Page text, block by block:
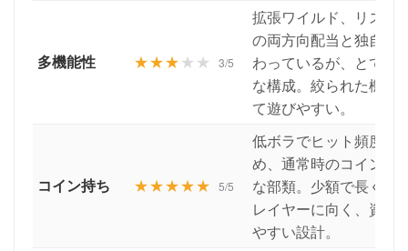
多機能性 ★★★★★ 3/5
拡張ワイルド、リスピ
の両方向配当と独自の
わっているが、とても
な構成。絞られた機能
て遊びやすい。
コイン持ち ★★★★★ 5/5
低ボラでヒット頻度も
め、通常時のコイン持
な部類。少額で長く回
レイヤーに向く、資金
やすい設計。